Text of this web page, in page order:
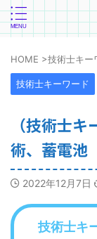
HOME >技術士キー
技術士キーワード
（技術士
術、蓄電池
2022年12月7日
技術士キ